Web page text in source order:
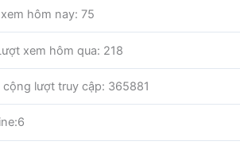
hôm nay: 75
xem hôm qua: 218
cộng lượt truy cập: 365881
6